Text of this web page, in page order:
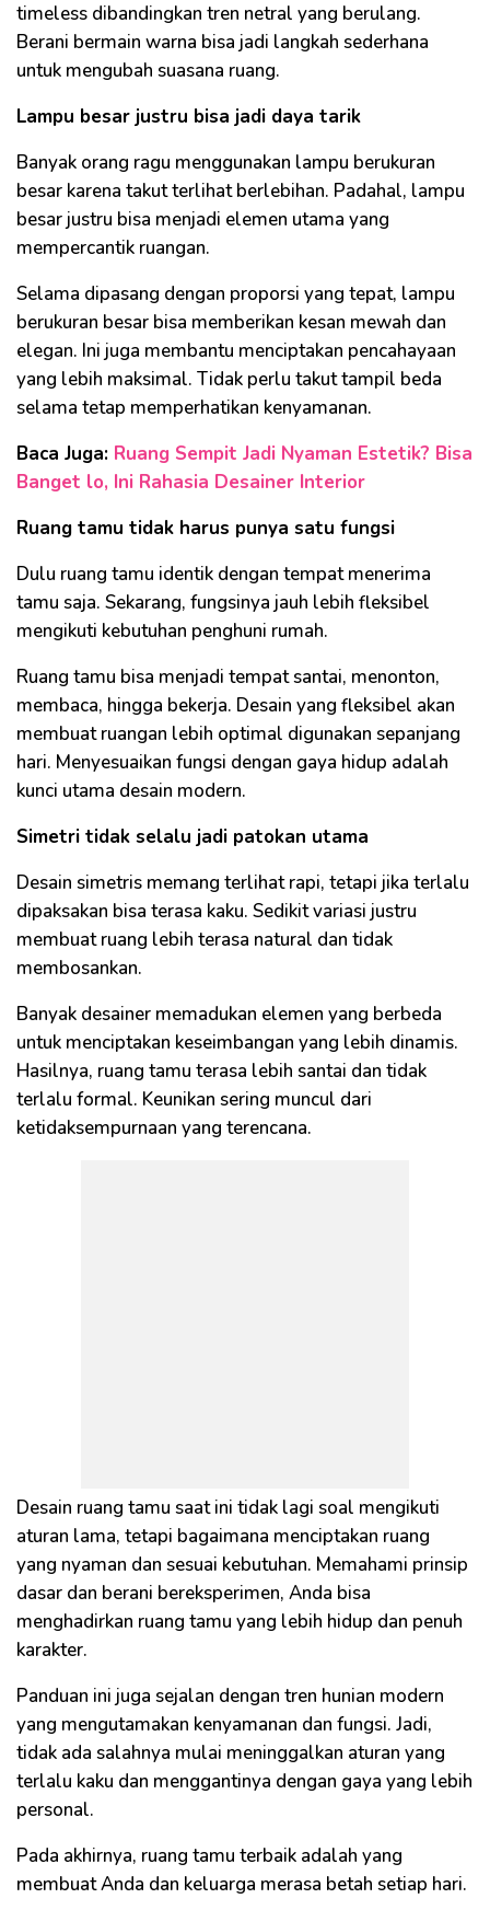
timeless dibandingkan tren netral yang berulang.
Berani bermain warna bisa jadi langkah sederhana
untuk mengubah suasana ruang.
Lampu besar justru bisa jadi daya tarik
Banyak orang ragu menggunakan lampu berukuran
besar karena takut terlihat berlebihan. Padahal, lampu
besar justru bisa menjadi elemen utama yang
mempercantik ruangan.
Selama dipasang dengan proporsi yang tepat, lampu
berukuran besar bisa memberikan kesan mewah dan
elegan. Ini juga membantu menciptakan pencahayaan
yang lebih maksimal. Tidak perlu takut tampil beda
selama tetap memperhatikan kenyamanan.
Baca Juga: Ruang Sempit Jadi Nyaman Estetik? Bisa
Banget lo, Ini Rahasia Desainer Interior
Ruang tamu tidak harus punya satu fungsi
Dulu ruang tamu identik dengan tempat menerima
tamu saja. Sekarang, fungsinya jauh lebih fleksibel
mengikuti kebutuhan penghuni rumah.
Ruang tamu bisa menjadi tempat santai, menonton,
membaca, hingga bekerja. Desain yang fleksibel akan
membuat ruangan lebih optimal digunakan sepanjang
hari. Menyesuaikan fungsi dengan gaya hidup adalah
kunci utama desain modern.
Simetri tidak selalu jadi patokan utama
Desain simetris memang terlihat rapi, tetapi jika terlalu
dipaksakan bisa terasa kaku. Sedikit variasi justru
membuat ruang lebih terasa natural dan tidak
membosankan.
Banyak desainer memadukan elemen yang berbeda
untuk menciptakan keseimbangan yang lebih dinamis.
Hasilnya, ruang tamu terasa lebih santai dan tidak
terlalu formal. Keunikan sering muncul dari
ketidaksempurnaan yang terencana.
Desain ruang tamu saat ini tidak lagi soal mengikuti
aturan lama, tetapi bagaimana menciptakan ruang
yang nyaman dan sesuai kebutuhan. Memahami prinsip
dasar dan berani bereksperimen, Anda bisa
menghadirkan ruang tamu yang lebih hidup dan penuh
karakter.
Panduan ini juga sejalan dengan tren hunian modern
yang mengutamakan kenyamanan dan fungsi. Jadi,
tidak ada salahnya mulai meninggalkan aturan yang
terlalu kaku dan menggantinya dengan gaya yang lebih
personal.
Pada akhirnya, ruang tamu terbaik adalah yang
membuat Anda dan keluarga merasa betah setiap hari.